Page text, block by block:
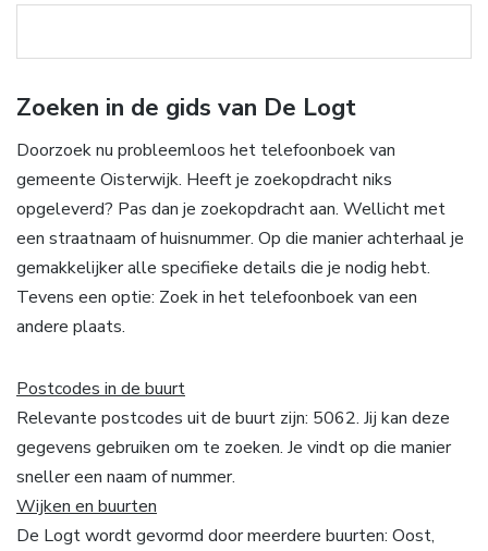
Zoeken in de gids van De Logt
Doorzoek nu probleemloos het telefoonboek van
gemeente Oisterwijk. Heeft je zoekopdracht niks
opgeleverd? Pas dan je zoekopdracht aan. Wellicht met
een straatnaam of huisnummer. Op die manier achterhaal je
gemakkelijker alle specifieke details die je nodig hebt.
Tevens een optie: Zoek in het telefoonboek van een
andere plaats.
Postcodes in de buurt
Relevante postcodes uit de buurt zijn: 5062. Jij kan deze
gegevens gebruiken om te zoeken. Je vindt op die manier
sneller een naam of nummer.
Wijken en buurten
De Logt wordt gevormd door meerdere buurten: Oost,